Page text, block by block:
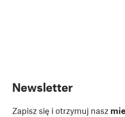
Newsletter
Zapisz się i otrzymuj nasz